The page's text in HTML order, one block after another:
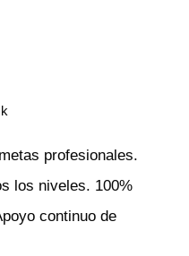
profesionales.
los niveles. 100%
continuo de